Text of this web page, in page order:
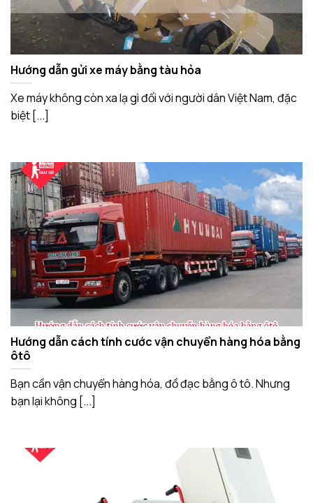
Hướng dẫn gửi xe máy bằng tàu hỏa
Xe máy không còn xa lạ gì đối với người dân Việt Nam, đặc
biệt [...]
Hướng dẫn cách tính cước vận chuyển hàng hóa bằng
ôtô
Bạn cần vận chuyển hàng hóa, đồ đạc bằng ô tô. Nhưng
bạn lại không [...]